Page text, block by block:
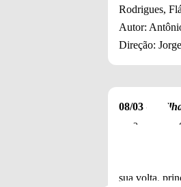
Rodrigues,
Autor:
Direção:
08/03 -
Ano de
Sinopse: A
felizes. Após
sua volta,